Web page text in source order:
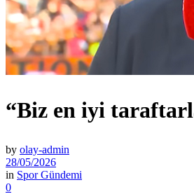
“Biz en iyi
by olay-admin
28/05/2026
in Spor Gündemi
0